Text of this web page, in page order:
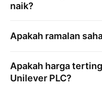
naik?
Apakah ramalan
Apakah harga
Unilever PLC?